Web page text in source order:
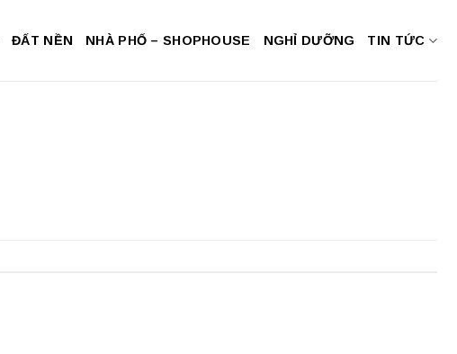
ĐẤT NỀN NHÀ PHỐ – SHOPHOUSE NGHỈ DƯỠNG TIN TỨC